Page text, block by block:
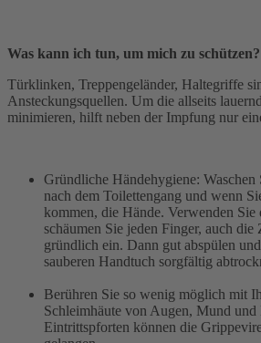
Was kann ich tun, um mich zu schützen?
Türklinken, Treppengeländer, Haltegriffe
Ansteckungsquellen. Um die allseits
minimieren, hilft neben der Impfung nur
Gründliche Händehygiene: Waschen
nach dem Toilettengang und wenn
kommen, die Hände. Verwenden Sie
schäumen Sie jeden Finger, auch
gründlich ein. Dann gut abspülen
sauberen Handtuch sorgfältig
Berühren Sie so wenig möglich mit
Schleimhäute von Augen, Mund und
Eintrittspforten können die